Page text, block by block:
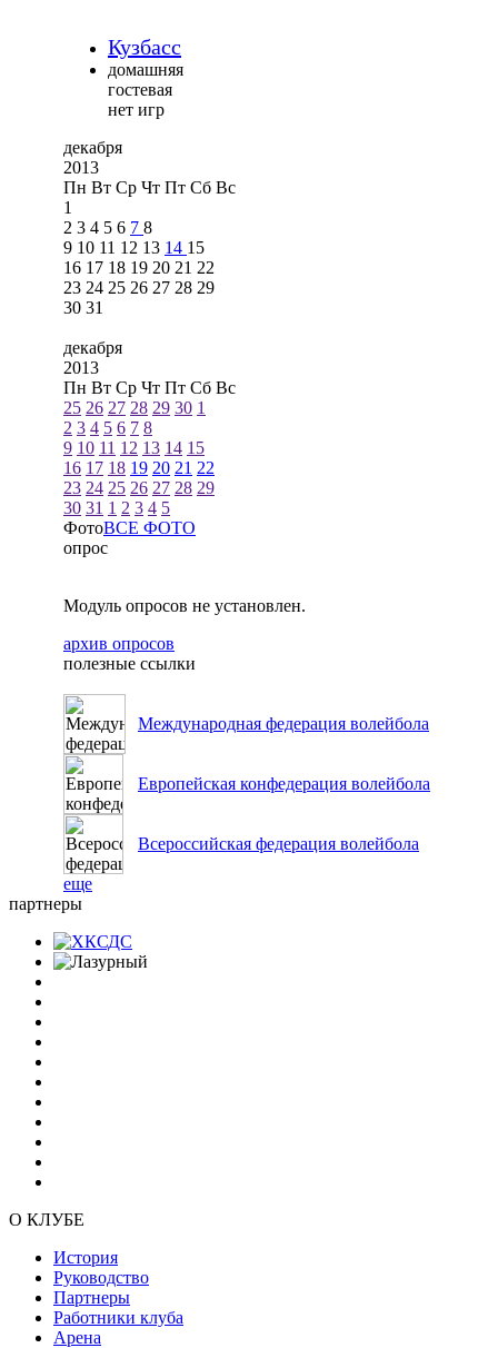
Кузбасс
домашняя
гостевая
нет игр
декабря
2013
Пн Вт Ср Чт Пт Сб Вс
1
2 3 4 5 6 7 8
9 10 11 12 13 14 15
16 17 18 19 20 21 22
23 24 25 26 27 28 29
30 31
декабря
2013
Пн Вт Ср Чт Пт Сб Вс
25 26 27 28 29 30 1
2 3 4 5 6 7 8
9 10 11 12 13 14 15
16 17 18 19 20 21 22
23 24 25 26 27 28 29
30 31 1 2 3 4 5
ФотоВСЕ ФОТО
опрос
Модуль опросов не установлен.
архив опросов
полезные ссылки
Международная федерация волейбола
Европейская конфедерация волейбола
Всероссийская федерация волейбола
еще
партнеры
О КЛУБЕ
История
Руководство
Партнеры
Работники клуба
Арена